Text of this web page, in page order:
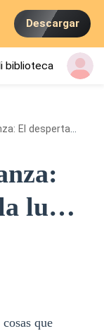
Descargar
biblioteca
de la luna blanca.
luna
que